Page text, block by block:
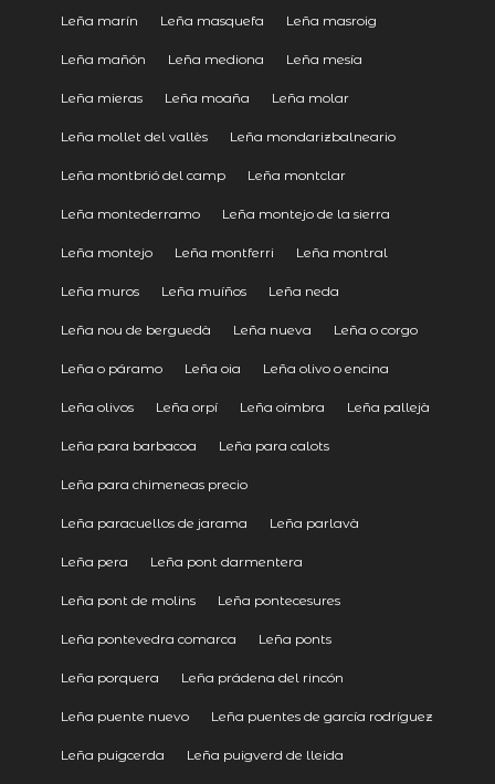
Leña marín Leña masquefa Leña masroig
Leña mañón Leña mediona Leña mesía
Leña mieras Leña moaña Leña molar
Leña mollet del vallès Leña mondarizbalneario
Leña montbrió del camp Leña montclar
Leña montederramo Leña montejo de la sierra
Leña montejo Leña montferri Leña montral
Leña muros Leña muíños Leña neda
Leña nou de berguedà Leña nueva Leña o corgo
Leña o páramo Leña oia Leña olivo o encina
Leña olivos Leña orpí Leña oímbra Leña pallejà
Leña para barbacoa Leña para calots
Leña para chimeneas precio
Leña paracuellos de jarama Leña parlavà
Leña pera Leña pont darmentera
Leña pont de molins Leña pontecesures
Leña pontevedra comarca Leña ponts
Leña porquera Leña prádena del rincón
Leña puente nuevo Leña puentes de garcía rodríguez
Leña puigcerda Leña puigverd de lleida